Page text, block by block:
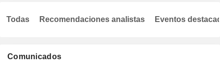
Comunicados
Todas Recomendaciones analistas Eventos